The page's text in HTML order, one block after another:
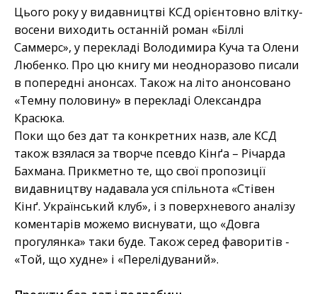
Цього року у видавництві КСД орієнтовно влітку-
восени виходить останній роман «Біллі
Саммерс», у перекладі Володимира Куча та Олени
Любенко. Про цю книгу ми неодноразово писали
в попередні анонсах. Також на літо анонсовано
«Темну половину» в перекладі Олександра
Красюка.
Поки що без дат та конкретних назв, але КСД
також взялася за творче псевдо Кінґа – Річарда
Бахмана. Прикметно те, що свої пропозиції
видавництву надавала уся спільнота «Стівен
Кінґ. Український клуб», і з поверхневого аналізу
коментарів можемо виснувати, що «Довга
прогулянка» таки буде. Також серед фаворитів -
«Той, що худне» і «Перелідуваний».